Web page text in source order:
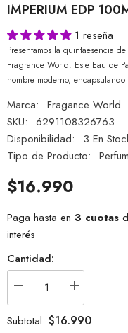
IMPERIUM EDP
1 reseña
Presentamos la quintaesencia
Fragrance World. Este Eau de
hombre moderno,
Marca: Fragance World
SKU: 6291108326763
Disponibilidad:
3 En
Tipo de Producto:
$16.990
Paga hasta en 3 cuotas
interés
Cantidad:
Disminuir
IMPERIUM
Aumentar
Subtotal: $16.990